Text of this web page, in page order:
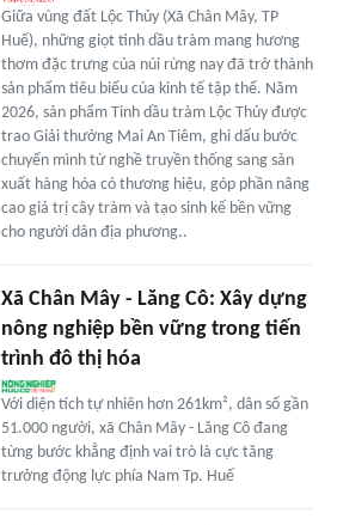
Giữa vùng đất Lộc Thủy (Xã Chân Mây, TP
Huế), những giọt tinh dầu tràm mang hương
thơm đặc trưng của núi rừng nay đã trở thành
sản phẩm tiêu biểu của kinh tế tập thể. Năm
2026, sản phẩm Tinh dầu tràm Lộc Thủy được
trao Giải thưởng Mai An Tiêm, ghi dấu bước
chuyển mình từ nghề truyền thống sang sản
xuất hàng hóa có thương hiệu, góp phần nâng
cao giá trị cây tràm và tạo sinh kế bền vững
cho người dân địa phương..
Xã Chân Mây - Lăng Cô: Xây dựng
nông nghiệp bền vững trong tiến
trình đô thị hóa
Với diện tích tự nhiên hơn 261km², dân số gần
51.000 người, xã Chân Mây - Lăng Cô đang
từng bước khẳng định vai trò là cực tăng
trưởng động lực phía Nam Tp. Huế